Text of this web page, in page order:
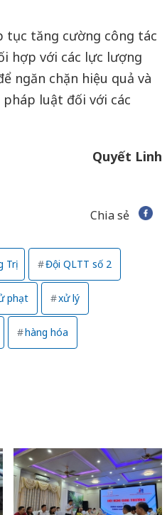
tục tăng cường công tác
hợp với các lực lượng
ngăn chặn hiệu quả và
luật đối với các
Quyết Linh
Chia sẻ
Trị Đội QLTT số 2
phạt xử lý
hàng hóa